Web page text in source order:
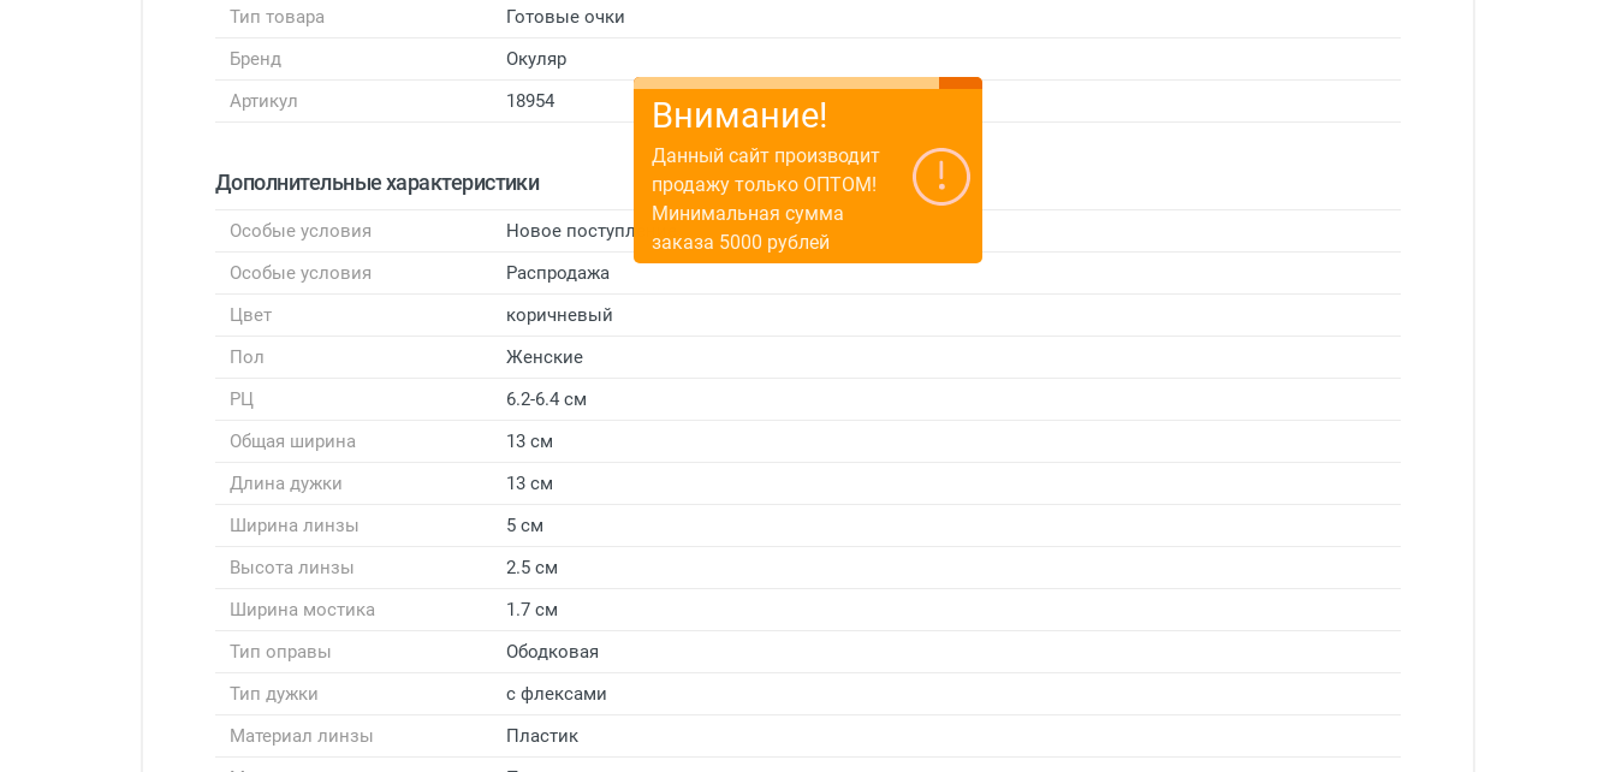
Тип товара
Готовые очки
Бренд
Окуляр
Артикул
18954
Дополнительные характеристики
Особые условия
Новое поступление
Особые условия
Распродажа
Цвет
коричневый
Пол
Женские
РЦ
6.2-6.4 см
Общая ширина
13 см
Длина дужки
13 см
Ширина линзы
5 см
Высота линзы
2.5 см
Ширина мостика
1.7 см
Тип оправы
Ободковая
Тип дужки
с флексами
Материал линзы
Пластик
Внимание!
Данный сайт производит
продажу только ОПТОМ!
Минимальная сумма
заказа 5000 рублей